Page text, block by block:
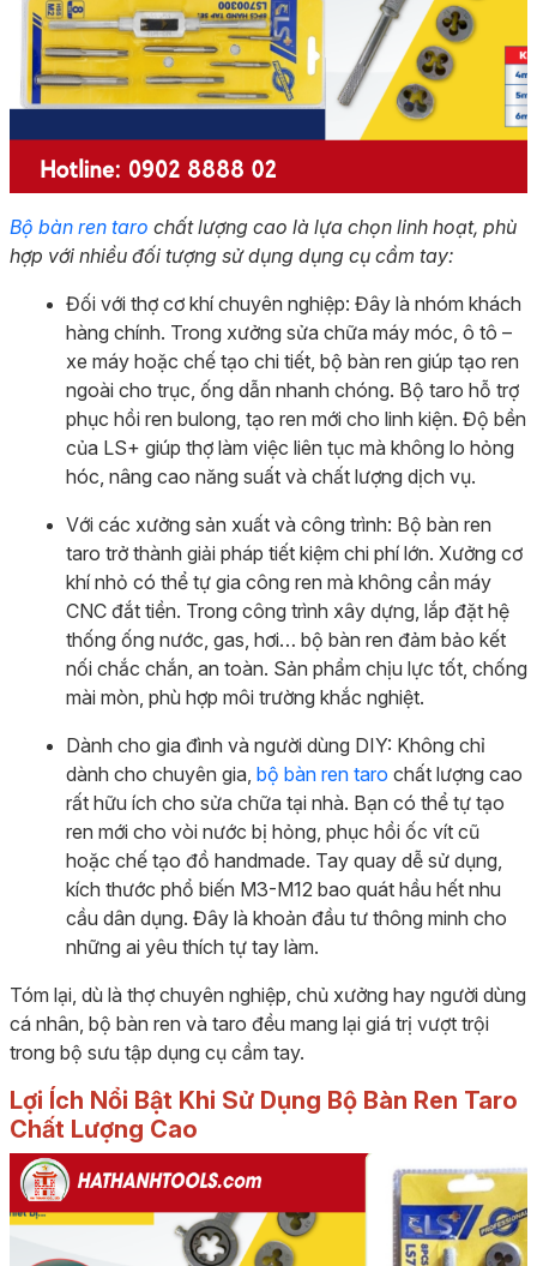
Bộ bàn ren taro chất lượng cao là lựa chọn linh hoạt, phù
hợp với nhiều đối tượng sử dụng dụng cụ cầm tay:
Đối với thợ cơ khí chuyên nghiệp: Đây là nhóm khách
hàng chính. Trong xưởng sửa chữa máy móc, ô tô –
xe máy hoặc chế tạo chi tiết, bộ bàn ren giúp tạo ren
ngoài cho trục, ống dẫn nhanh chóng. Bộ taro hỗ trợ
phục hồi ren bulong, tạo ren mới cho linh kiện. Độ bền
của LS+ giúp thợ làm việc liên tục mà không lo hỏng
hóc, nâng cao năng suất và chất lượng dịch vụ.
Với các xưởng sản xuất và công trình: Bộ bàn ren
taro trở thành giải pháp tiết kiệm chi phí lớn. Xưởng cơ
khí nhỏ có thể tự gia công ren mà không cần máy
CNC đắt tiền. Trong công trình xây dựng, lắp đặt hệ
thống ống nước, gas, hơi… bộ bàn ren đảm bảo kết
nối chắc chắn, an toàn. Sản phẩm chịu lực tốt, chống
mài mòn, phù hợp môi trường khắc nghiệt.
Dành cho gia đình và người dùng DIY: Không chỉ
dành cho chuyên gia, bộ bàn ren taro chất lượng cao
rất hữu ích cho sửa chữa tại nhà. Bạn có thể tự tạo
ren mới cho vòi nước bị hỏng, phục hồi ốc vít cũ
hoặc chế tạo đồ handmade. Tay quay dễ sử dụng,
kích thước phổ biến M3-M12 bao quát hầu hết nhu
cầu dân dụng. Đây là khoản đầu tư thông minh cho
những ai yêu thích tự tay làm.
Tóm lại, dù là thợ chuyên nghiệp, chủ xưởng hay người dùng
cá nhân, bộ bàn ren và taro đều mang lại giá trị vượt trội
trong bộ sưu tập dụng cụ cầm tay.
Lợi Ích Nổi Bật Khi Sử Dụng Bộ Bàn Ren Taro
Chất Lượng Cao